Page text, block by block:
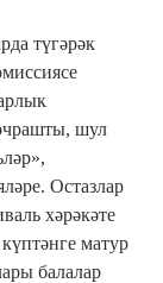
түгәрәк
шул
Остазлар
хәрәкәте
матур
балалар